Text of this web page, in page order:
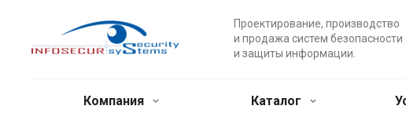
Проектирование, производство
и продажа систем безопасности
и защиты информации.
Компания Каталог